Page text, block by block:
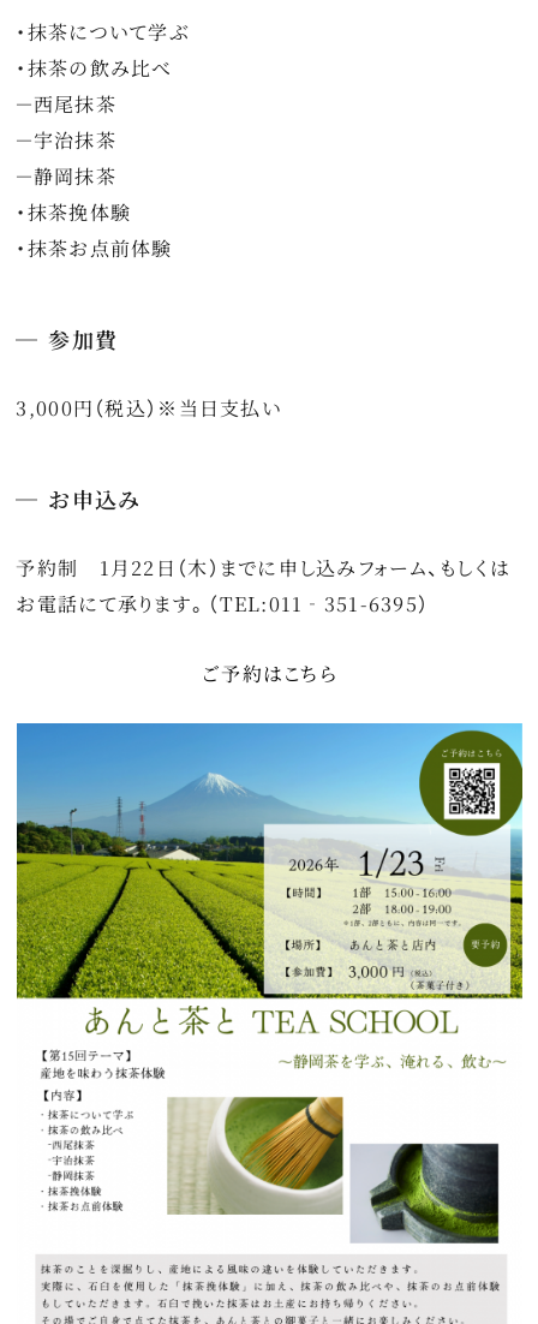
・抹茶について学ぶ
・抹茶の飲み比べ
－西尾抹茶
－宇治抹茶
－静岡抹茶
・抹茶挽体験
・抹茶お点前体験
参加費
3,000円（税込）※当日支払い
お申込み
予約制 1月22日（木）までに申し込みフォーム、もしくは
お電話にて承ります。（TEL:011‐351-6395）
ご予約はこちら